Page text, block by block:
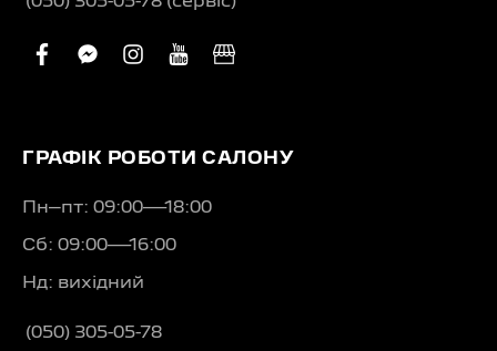
facebook
facebook-
instagram
youtube
business
ГРАФІК РОБОТИ САЛОНУ
Пн–пт: 09:00—18:00
Сб: 09:00—16:00
Нд: вихідний
(050) 305-05-78